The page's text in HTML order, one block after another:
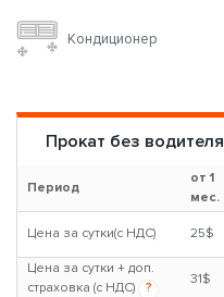
Кондиционер
Прокат без водителя
Период
от 1
мес.
Цена за сутки(с НДС) 25$
Цена за сутки + доп.
страховка (с НДС)
?
31$